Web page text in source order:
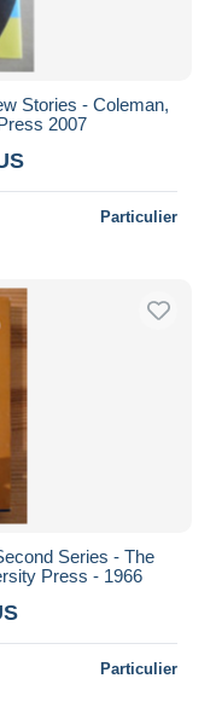
Stories - Coleman,
2007
Particulier
Series - The
Press - 1966
Particulier